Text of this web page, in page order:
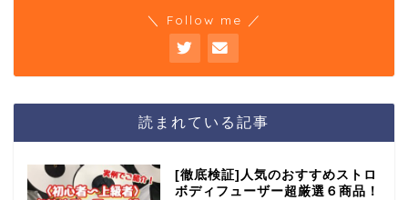
＼ Follow me ／
読まれている記事
[徹底検証]人気のおすすめストロ
ボディフューザー超厳選６商品！